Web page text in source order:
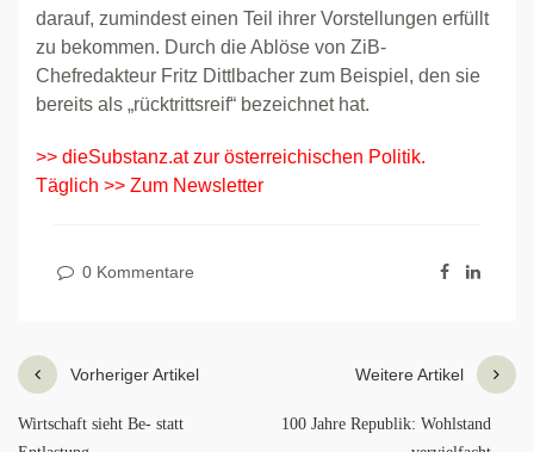
darauf, zumindest einen Teil ihrer Vorstellungen erfüllt
zu bekommen. Durch die Ablöse von ZiB-
Chefredakteur Fritz Dittlbacher zum Beispiel, den sie
bereits als „rücktrittsreif“ bezeichnet hat.
>> dieSubstanz.at zur österreichischen Politik.
Täglich >> Zum Newsletter
0 Kommentare
Vorheriger Artikel
Wirtschaft sieht Be- statt
Weitere Artikel
100 Jahre Republik: Wohlstand